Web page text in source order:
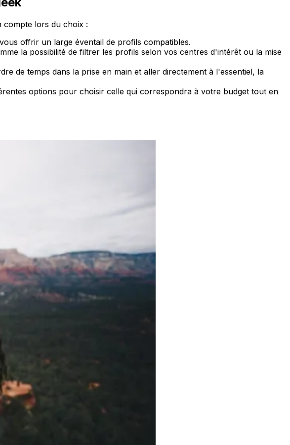
compte lors du choix :
offrir un large éventail de profils compatibles.
la possibilité de filtrer les profils selon vos centres d'intérêt ou la mise
de temps dans la prise en main et aller directement à l'essentiel, la
options pour choisir celle qui correspondra à votre budget tout en